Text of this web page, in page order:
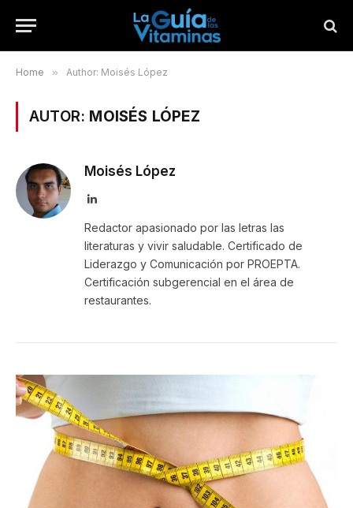
Home » Author: Moisés López
AUTOR: MOISÉS LÓPEZ
Moisés López
LinkedIn
Redactor apasionado por las letras las
literaturas y vivir saludable. Certificado de
Liderazgo y Comunicación por PROEPTA.
Certificación subgerencial en el área de
restaurantes.